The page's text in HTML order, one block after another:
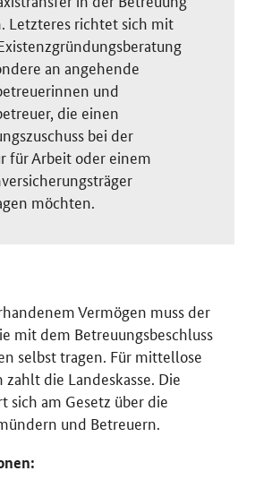
Letzteres richtet sich mit
an angehende
und
die einen
bei der
für Arbeit oder einem
möchten.
Vermögen muss der
mit dem Betreuungsbeschluss
selbst tragen. Für mittellose
die Landeskasse. Die
sich am Gesetz über die
und Betreuern.